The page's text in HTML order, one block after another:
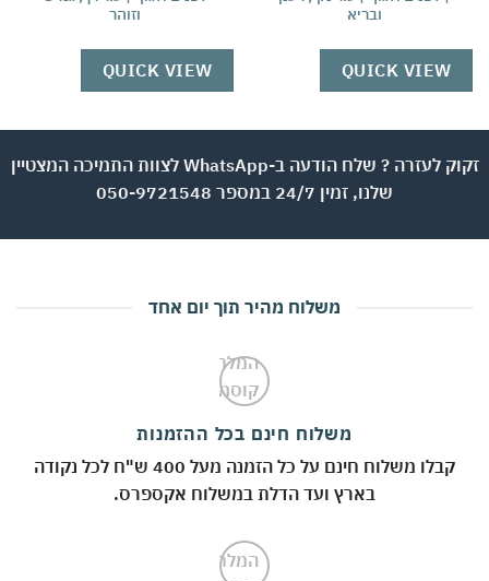
ובריא
QUICK VIEW
QUICK VIEW
זקוק לעזרה ? שלח הודעה ב-WhatsApp לצוות התמיכה המצטיין
שלנו, זמין 24/7 במספר 050-9721548
משלוח מהיר תוך יום אחד
משלוח חינם בכל ההזמנות
קבלו משלוח חינם על כל הזמנה מעל 400 ש"ח לכל נקודה
בארץ ועד הדלת במשלוח אקספרס.